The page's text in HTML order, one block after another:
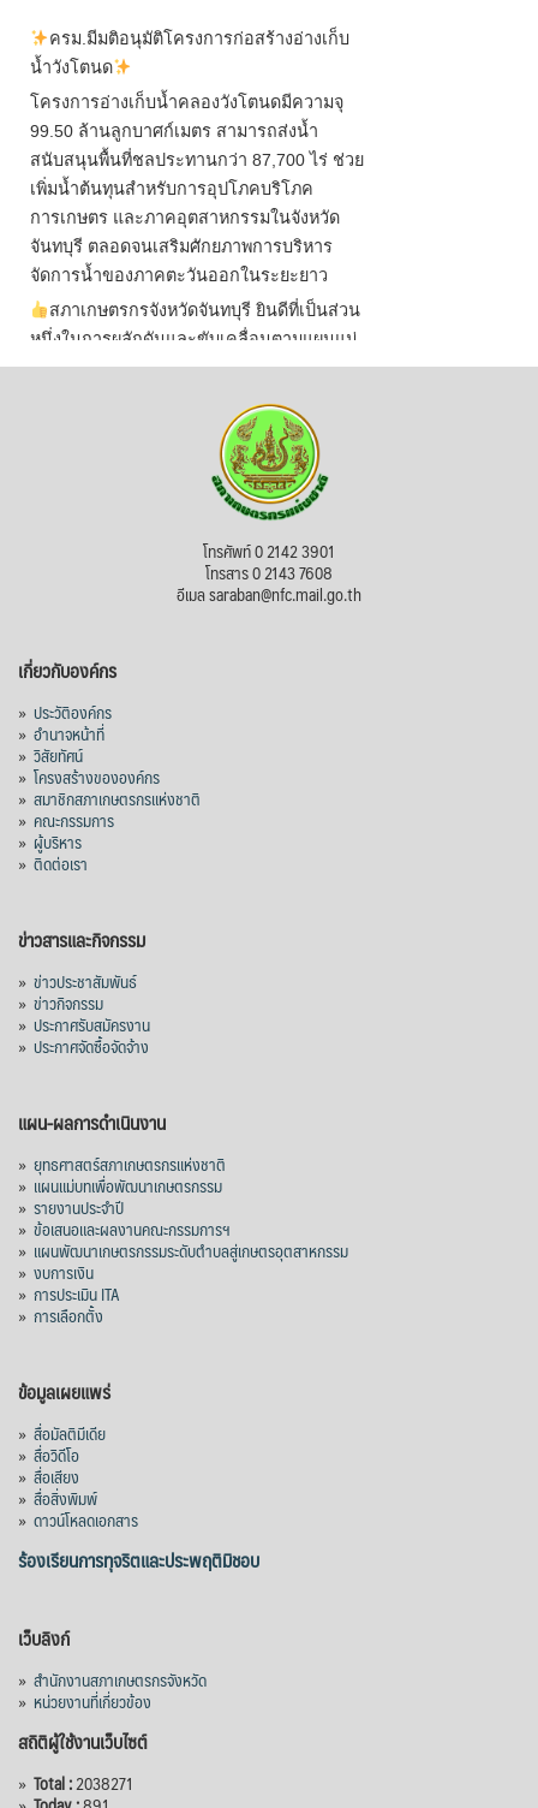
ครม.มีมติอนุมัติโครงการก่อสร้างอ่างเก็บ
น้ำวังโตนด
โครงการอ่างเก็บน้ำคลองวังโตนดมีความจุ
99.50 ล้านลูกบาศก์เมตร สามารถส่งน้ำ
สนับสนุนพื้นที่ชลประทานกว่า 87,700 ไร่ ช่วย
เพิ่มน้ำต้นทุนสำหรับการอุปโภคบริโภค
การเกษตร และภาคอุตสาหกรรมในจังหวัด
จันทบุรี ตลอดจนเสริมศักยภาพการบริหาร
จัดการน้ำของภาคตะวันออกในระยะยาว
สภาเกษตรกรจังหวัดจันทบุรี ยินดีที่เป็นส่วน
หนึ่งในการผลักดันและขับเคลื่อนตามแผนแม่
บทเพื่อพั ...See More
ไม่สามารถดูเนื้อหานี้ได้ในขณะนี้
สภาเกษตรกรแห่งชาติ
กรมการค้าต่างประเทศ กระทรวงพาณิชย์ เปิด
ไทยในช่วง 6 เดือนของปี 2569 (ม.ค.-มิ.ย.) มี
1,205 ล้านดอลลาร์สหรัฐ (ประมาณ
38,003.15 ล้านบาท) ลดลง 27.69%
ปรับตัวลดลงตามสภาวะเศรษฐกิจและการค้า
โลก โดยตลาดส่งออกสำคัญ จีน ส่งออกได้
1.52 ล้านตัน ลด 61.71%
ส่งออกมันครึ่งปี 69 ปริมาณ 2.52 ล้านตัน
ลด 51.63% ยังดีที่ราคาขายดีกว่าปีก่อน
mgronline.com
View on Facebook
สภาเกษตรกรแห่งชาติ
2 days ago
คณะรัฐมนตรี อนุมัติโครงการอ่างเก็บน้ำ
คลองวังโตนด วงเงิน 7,200 ล้านบาท สะท้อน
ผลสำเร็จการผลักดันข้อเสนอเชิงนโยบายของ
อนุมัติโครงการอ่างเก็บน้ำคลองวังโตนด
จังหวัดจันทบุรี กรอบวงเงิน 7,200 ล้านบาท
กำหนดระยะเวลาดำเนินงาน 7 ปี (พ.ศ. 2570–
2576) โดยโครงการมีความจุ 99.50 ล้าน
ลูกบาศก์เมตร สามารถสนับสนุนพื้นที่
ชลประทานกว่า 87,700 ไร่ เพิ่ม
View on Facebook
โทรศัพท์ 0 2142 3901
โทรสาร 0 2143 7608
อีเมล saraban@nfc.mail.go.th
เกี่ยวกับองค์กร
» ประวัติองค์กร
» อำนาจหน้าที่
» วิสัยทัศน์
» โครงสร้างขององค์กร
» สมาชิกสภาเกษตรกรแห่งชาติ
» คณะกรรมการ
» ผู้บริหาร
» ติดต่อเรา
ข่าวสารและกิจกรรม
» ข่าวประชาสัมพันธ์
» ข่าวกิจกรรม
» ประกาศรับสมัครงาน
» ประกาศจัดซื้อจัดจ้าง
แผน-ผลการดำเนินงาน
» ยุทธศาสตร์สภาเกษตรกรแห่งชาติ
» แผนแม่บทเพื่อพัฒนาเกษตรกรรม
» รายงานประจำปี
» ข้อเสนอและผลงานคณะกรรมการฯ
» แผนพัฒนาเกษตรกรรมระดับตำบลสู่เกษตรอุตสาหกรรม
» งบการเงิน
» การประเมิน ITA
» การเลือกตั้ง
ข้อมูลเผยแพร่
» สื่อมัลติมีเดีย
» สื่อวิดีโอ
» สื่อเสียง
» สื่อสิ่งพิมพ์
» ดาวน์โหลดเอกสาร
ร้องเรียนการทุจริตและประพฤติมิชอบ
เว็บลิงก์
» สำนักงานสภาเกษตรกรจังหวัด
» หน่วยงานที่เกี่ยวข้อง
สถิติผู้ใช้งานเว็บไซต์
» Total :2038271